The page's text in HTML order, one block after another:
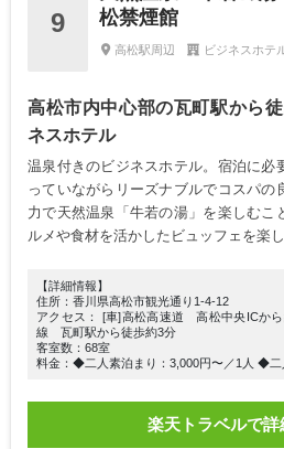
9
松禁煙館
高松駅周辺 ビジネスホテ
高松市内中心部の瓦町駅から
ネスホテル
温泉付きのビジネスホテル。宿泊に必
っていながらリーズナブルでコスパの
力で天然温泉「牛若の湯」を楽しむこ
ルメや食材を活かしたビュッフェを楽し
【詳細情報】
住所：香川県高松市観光通り1-4-12
アクセス： [車]高松高速道 高松中央ICか
線 瓦町駅から徒歩約3分
客室数：68室
料金：◆二人素泊まり：3,000円〜／1人 ◆二
楽天トラベルで詳